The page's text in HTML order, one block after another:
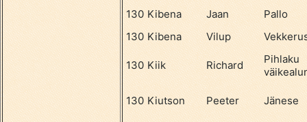
130 Kibena Jaan
Pallo
130 Kibena Vilup
130 Kiik Richard
Pihlaku
130 Kiutson Peeter Jänese